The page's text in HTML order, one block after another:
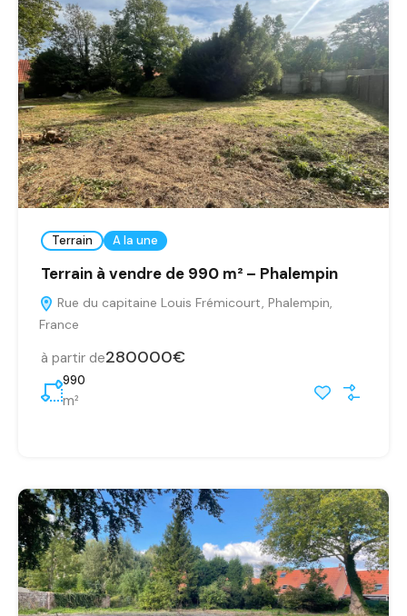
Terrain A la une
Terrain à vendre de 990 m² – Phalempin
Rue du capitaine Louis Frémicourt, Phalempin,
France
à partir de280000€
990
m²